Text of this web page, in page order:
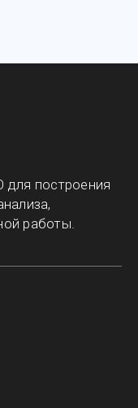
для построения
работы.